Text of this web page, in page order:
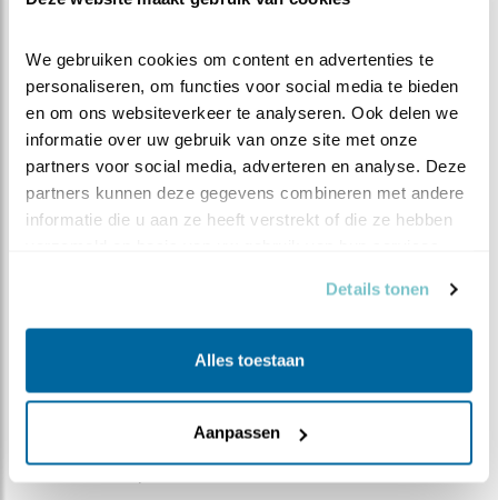
We gebruiken cookies om content en advertenties te
personaliseren, om functies voor social media te bieden
en om ons websiteverkeer te analyseren. Ook delen we
informatie over uw gebruik van onze site met onze
partners voor social media, adverteren en analyse. Deze
partners kunnen deze gegevens combineren met andere
informatie die u aan ze heeft verstrekt of die ze hebben
Details tonen
Alles toestaan
Aanpassen
Ganzendag
Wat een drukte vandaag! Opvallend waren vandaag wel
de ganzen. Maar ook de andere plasdrasbewoners
zagen we langskomen (zonder volledig te zijn):
- Wulp
- Blauwe Reiger